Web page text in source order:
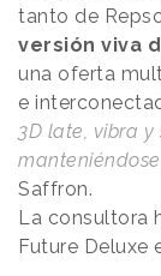
tanto de
versión viva
una oferta
e
3D late, vibra y
Saffron.
La consultora
Future Deluxe